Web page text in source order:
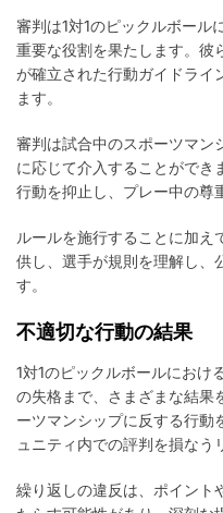
審判は1対1のピックルボール
重要な役割を果たします。彼
が確立された行動ガイドライ
ます。
審判は試合中のスポーツマン
に応じて介入することができ
行動を抑止し、プレー中の尊
ルールを施行することに加え
供し、選手が規則を理解し、
す。
不適切な行動の結果
1対1のピックルボールにおけ
の失格まで、さまざまな結果
ーツマンシップに反する行動
ュニティ内での評判を損なう
繰り返しの違反は、ポイント